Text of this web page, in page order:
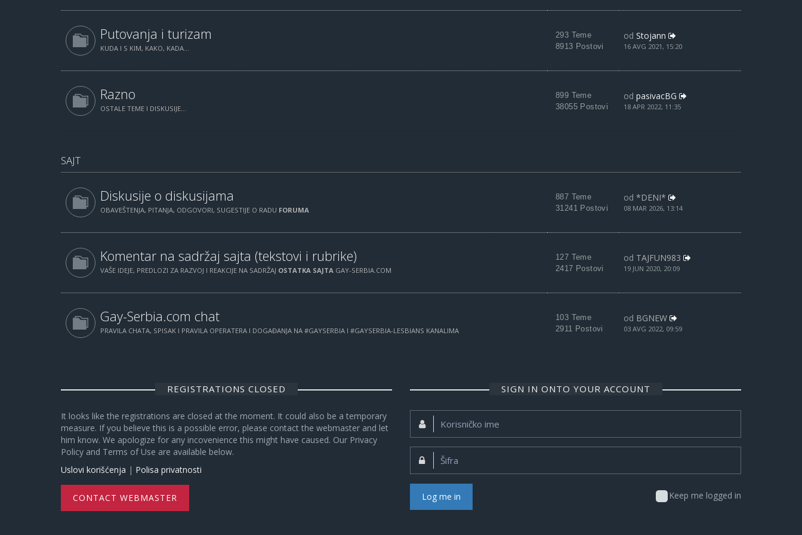
Putovanja i turizam
KUDA I S KIM, KAKO, KADA...
293 Teme
8913 Postovi
od Stojann
16 AVG 2021, 15:20
Razno
OSTALE TEME I DISKUSIJE...
899 Teme
38055 Postovi
od pasivacBG
18 APR 2022, 11:35
SAJT
Diskusije o diskusijama
OBAVEŠTENJA, PITANJA, ODGOVORI, SUGESTIJE O RADU FORUMA
887 Teme
31241 Postovi
od *DENI*
08 MAR 2026, 13:14
Komentar na sadržaj sajta (tekstovi i rubrike)
VAŠE IDEJE, PREDLOZI ZA RAZVOJ I REAKCIJE NA SADRŽAJ OSTATKA SAJTA GAY-SERBIA.COM
127 Teme
2417 Postovi
od TAJFUN983
19 JUN 2020, 20:09
Gay-Serbia.com chat
PRAVILA CHATA, SPISAK I PRAVILA OPERATERA I DOGAĐANJA NA #GAYSERBIA I #GAYSERBIA-LESBIANS KANALIMA
103 Teme
2911 Postovi
od BGNEW
03 AVG 2022, 09:59
REGISTRATIONS CLOSED
It looks like the registrations are closed at the moment. It could also be a temporary
measure. If you believe this is a possible error, please contact the webmaster and let
him know. We apologize for any incovenience this might have caused. Our Privacy
Policy and Terms of Use are available below.
Uslovi korišćenja | Polisa privatnosti
CONTACT WEBMASTER
SIGN IN ONTO YOUR ACCOUNT
Korisničko
Šifra:
Keep me logged in
Log me in